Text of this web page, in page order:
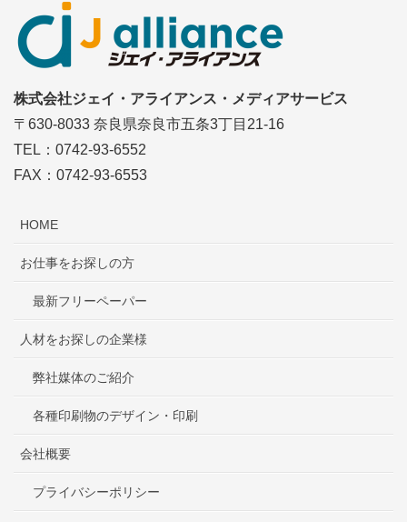
株式会社ジェイ・アライアンス・メディアサービス
〒630-8033 奈良県奈良市五条3丁目21-16
TEL：0742-93-6552
FAX：0742-93-6553
HOME
お仕事をお探しの方
最新フリーペーパー
人材をお探しの企業様
弊社媒体のご紹介
各種印刷物のデザイン・印刷
会社概要
プライバシーポリシー